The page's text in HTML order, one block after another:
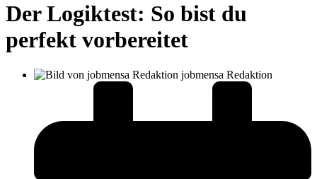
Der Logiktest: So bist du
perfekt vorbereitet
jobmensa Redaktion